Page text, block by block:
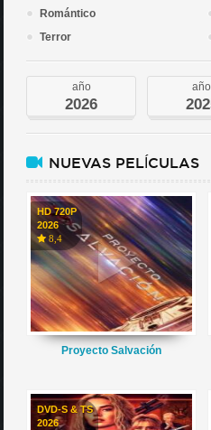
Romántico
Terror
año
2026
año
NUEVAS PELÍCULAS
HD 720P
2026
8,4
Proyecto Salvación
DVD-S & TS
2026